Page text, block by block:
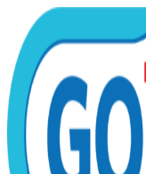
nội
dung
Menu
Quantity
Scroll
Up